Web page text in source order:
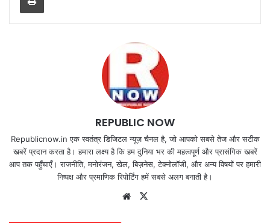
REPUBLIC NOW
Republicnow.in एक स्वतंत्र डिजिटल न्यूज़ चैनल है, जो आपको सबसे तेज और सटीक
खबरें प्रदान करता है। हमारा लक्ष्य है कि हम दुनिया भर की महत्वपूर्ण और प्रासंगिक खबरें
आप तक पहुँचाएँ। राजनीति, मनोरंजन, खेल, बिज़नेस, टेक्नोलॉजी, और अन्य विषयों पर हमारी
निष्पक्ष और प्रमाणिक रिपोर्टिंग हमें सबसे अलग बनाती है।
Website